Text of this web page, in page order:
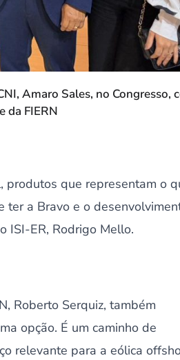
Amaro Sales, no Congresso,
da FIERN
produtos que representam o
ter a Bravo e o
ISI-ER, Rodrigo Mello.
Roberto Serquiz, também
opção. É um caminho de
relevante para a eólica